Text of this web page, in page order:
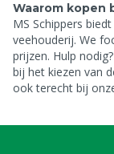
Waarom kopen
MS Schippers
veehouderij. We
prijzen. Hulp
bij het kiezen van
ook terecht bij